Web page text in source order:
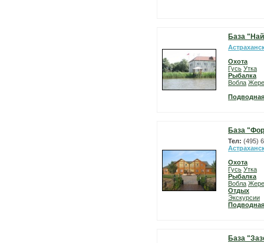
База
Охота
Гусь Утка
Рыбалка
Вобла
База
Тел: (495)
Охота
Гусь Утка
Рыбалка
Вобла
Отдых
Экскурсии
База